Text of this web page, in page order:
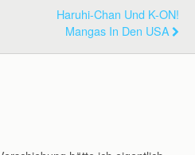
Haruhi-Chan Und K-ON!
Mangas In Den USA